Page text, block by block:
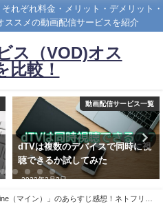
れぞれ料金・メリット・デメリット・
ススメの動画配信サービスを紹介
ス（VOD)オス
比較！
動画配信サービス一覧
dTVは複数のデバイスで同時に視
聴できるか試してみた
2022年3月3日
（マイン）」のあらすじ感想！ネトフリ・